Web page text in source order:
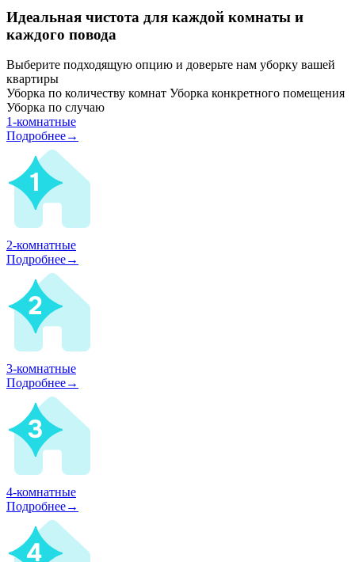
Идеальная чистота для каждой комнаты и
каждого повода
Выберите подходящую опцию и доверьте нам уборку вашей
квартиры
Уборка по количеству комнат Уборка конкретного помещения
Уборка по случаю
1-комнатные
Подробнее→
2-комнатные
Подробнее→
3-комнатные
Подробнее→
4-комнатные
Подробнее→